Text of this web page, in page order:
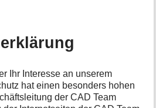
Ihr Interesse an unserem
hat einen besonders hohen
der CAD Team